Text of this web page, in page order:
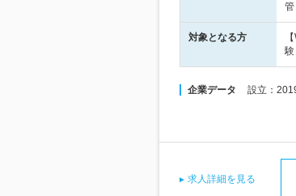
管
対象となる方
企業データ 設立：
求人詳細を見る